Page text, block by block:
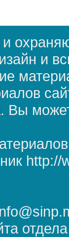
и
Вы